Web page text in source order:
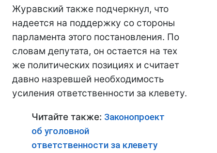
Журавский также подчеркнул, что
надеется на поддержку со стороны
парламента этого постановления. По
словам депутата, он остается на тех
же политических позициях и считает
давно назревшей необходимость
усиления ответственности за клевету.
Читайте также: Законопроект
об уголовной
ответственности за клевету